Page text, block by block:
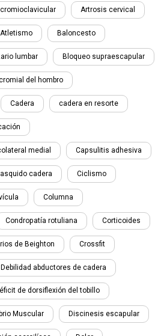
Artrosis cervical
Atletismo Baloncesto
lumbar Bloqueo supraescapular
del hombro
Cadera cadera en resorte
medial Capsulitis adhesiva
cadera Ciclismo
Columna
Condropatía rotuliana Corticoides
de Beighton Crossfit
Debilidad abductores de cadera
de dorsiflexión del tobillo
Muscular Discinesis escapular